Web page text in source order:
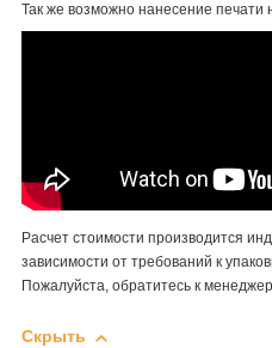
Так же возможно нанесение печати
Расчет стоимости производится
зависимости от требований к
Пожалуйста, обратитесь к
Скрыть